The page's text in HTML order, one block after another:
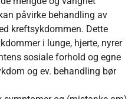
påvirke behandling av
kreftsykdommen. Dette
i lunge, hjerte, nyrer
sosiale forhold og egne
og ev. behandling bør